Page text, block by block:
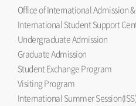
Office of International Admission
International Student Support
Undergraduate Admission
Graduate Admission
Student Exchange Program
Visiting Program
International Summer Session(ISS)